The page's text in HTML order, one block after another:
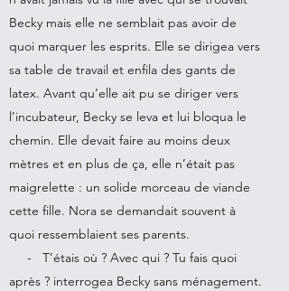
Becky mais elle ne semblait pas avoir de
quoi marquer les esprits. Elle se dirigea vers
sa table de travail et enfila des gants de
latex. Avant qu’elle ait pu se diriger vers
l’incubateur, Becky se leva et lui bloqua le
chemin. Elle devait faire au moins deux
mètres et en plus de ça, elle n’était pas
maigrelette : un solide morceau de viande
cette fille. Nora se demandait souvent à
quoi ressemblaient ses parents.
- T’étais où ? Avec qui ? Tu fais quoi
après ? interrogea Becky sans ménagement.